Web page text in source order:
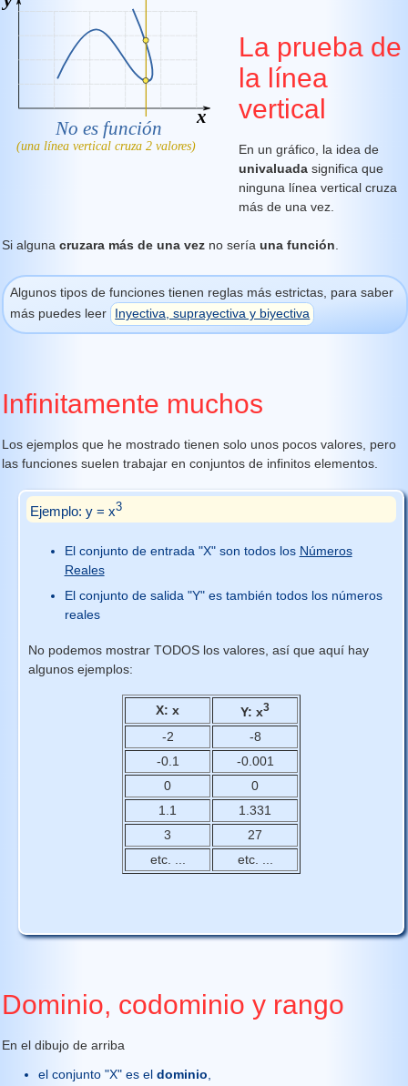
La prueba de
la línea
vertical
En un gráfico, la idea de
univaluada significa que
ninguna línea vertical cruza
más de una vez.
Si alguna cruzara más de una vez no sería una función
Algunos tipos de funciones tienen reglas más estrictas, para saber
más puedes leer
Inyectiva, suprayectiva y biyectiva
Infinitamente muchos
Los ejemplos que he mostrado tienen solo unos pocos valores, pero
las funciones suelen trabajar en conjuntos de infinitos elementos.
Ejemplo: y = x3
El conjunto de entrada "X" son todos los Números
Reales
El conjunto de salida "Y" es también todos los números
reales
No podemos mostrar TODOS los valores, así que aquí hay
algunos ejemplos:
X: x Y: x3
-2
-8
-0.1
-0.001
0
0
1.1
1.331
3
27
etc. ...
etc. ...
Dominio, codominio y rango
En el dibujo de arriba
el conjunto "X" es el dominio